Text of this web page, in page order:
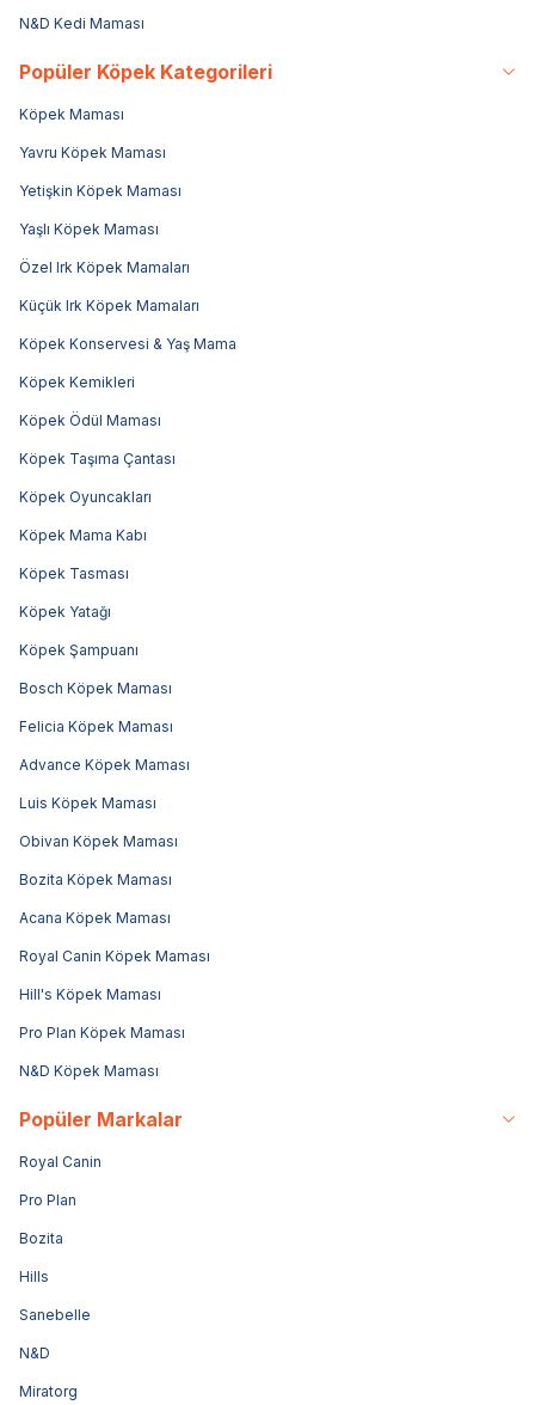
N&D Kedi Maması
Popüler Köpek Kategorileri
Köpek Maması
Yavru Köpek Maması
Yetişkin Köpek Maması
Yaşlı Köpek Maması
Özel Irk Köpek Mamaları
Küçük Irk Köpek Mamaları
Köpek Konservesi & Yaş Mama
Köpek Kemikleri
Köpek Ödül Maması
Köpek Taşıma Çantası
Köpek Oyuncakları
Köpek Mama Kabı
Köpek Tasması
Köpek Yatağı
Köpek Şampuanı
Bosch Köpek Maması
Felicia Köpek Maması
Advance Köpek Maması
Luis Köpek Maması
Obivan Köpek Maması
Bozita Köpek Maması
Acana Köpek Maması
Royal Canin Köpek Maması
Hill's Köpek Maması
Pro Plan Köpek Maması
N&D Köpek Maması
Popüler Markalar
Royal Canin
Pro Plan
Bozita
Hills
Sanebelle
N&D
Miratorg